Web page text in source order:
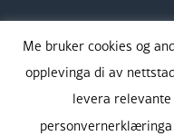
Me bruker cookies og
opplevinga di av
levera relevante